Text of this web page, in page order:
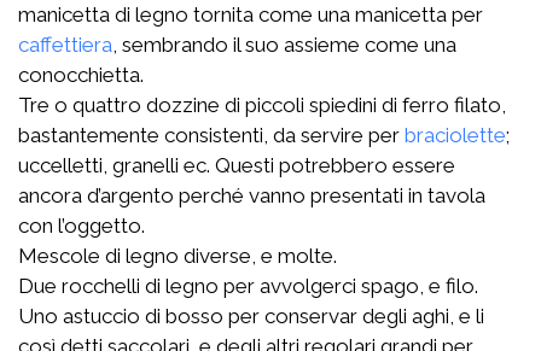
manicetta di legno tornita come una manicetta per
caffettiera , sembrando il suo assieme come una
conocchietta.
Tre o quattro dozzine di piccoli spiedini di ferro filato,
bastantemente consistenti, da servire per braciolette;
uccelletti, granelli ec. Questi potrebbero essere
ancora d’argento perché vanno presentati in tavola
con l’oggetto.
Mescole di legno diverse, e molte.
Due rocchelli di legno per avvolgerci spago, e filo.
Uno astuccio di bosso per conservar degli aghi, e li
così detti saccolari, e degli altri regolari grandi per